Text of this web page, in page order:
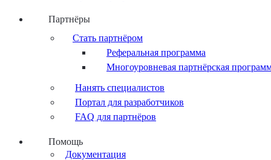
Партнёры
Стать партнёром
Реферальная программа
Многоуровневая партнёрская
Нанять специалистов
Портал для разработчиков
FAQ для партнёров
Помощь
Документация